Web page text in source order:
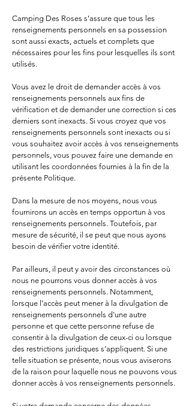
Camping Des Roses s’assure que tous les
renseignements personnels en sa possession
sont aussi exacts, actuels et complets que
nécessaires pour les fins pour lesquelles ils sont
utilisés.
Vous avez le droit de demander accès à vos
renseignements personnels aux fins de
vérification et de demander une correction si ces
derniers sont inexacts. Si vous croyez que vos
renseignements personnels sont inexacts ou si
vous souhaitez avoir accès à vos renseignements
personnels, vous pouvez faire une demande en
utilisant les coordonnées fournies à la fin de la
présente Politique.
Dans la mesure de nos moyens, nous vous
fournirons un accès en temps opportun à vos
renseignements personnels. Toutefois, par
mesure de sécurité, il se peut que nous ayons
besoin de vérifier votre identité.
Par ailleurs, il peut y avoir des circonstances où
nous ne pourrons vous donner accès à vos
renseignements personnels. Notamment,
lorsque l’accès peut mener à la divulgation de
renseignements personnels d'une autre
personne et que cette personne refuse de
consentir à la divulgation de ceux-ci ou lorsque
des restrictions juridiques s’appliquent. Si une
telle situation se présente, nous vous aviserons
de la raison pour laquelle nous ne pouvons vous
donner accès à vos renseignements personnels.